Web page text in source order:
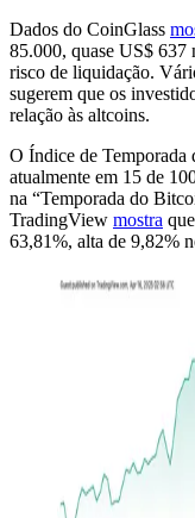
Dados do CoinGlass
85.000, quase US$ 637
risco de liquidação.
sugerem que os
relação às altcoins.
O Índice de
atualmente em 15 de
na “Temporada do
TradingView mostra
63,81%, alta de 9,82%